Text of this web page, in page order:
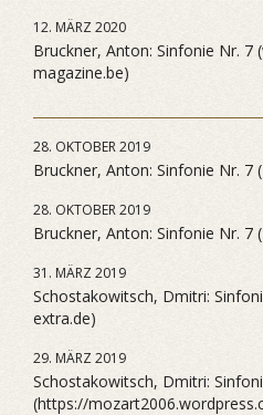
12. MÄRZ 2020
Bruckner, Anton: Sinfonie Nr. 7
magazine.be)
28. OKTOBER 2019
Bruckner, Anton: Sinfonie Nr. 7
28. OKTOBER 2019
Bruckner, Anton: Sinfonie Nr. 7
31. MÄRZ 2019
Schostakowitsch, Dmitri:
extra.de)
29. MÄRZ 2019
Schostakowitsch, Dmitri:
(https://